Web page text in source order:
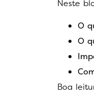
Neste
O
O
Boa